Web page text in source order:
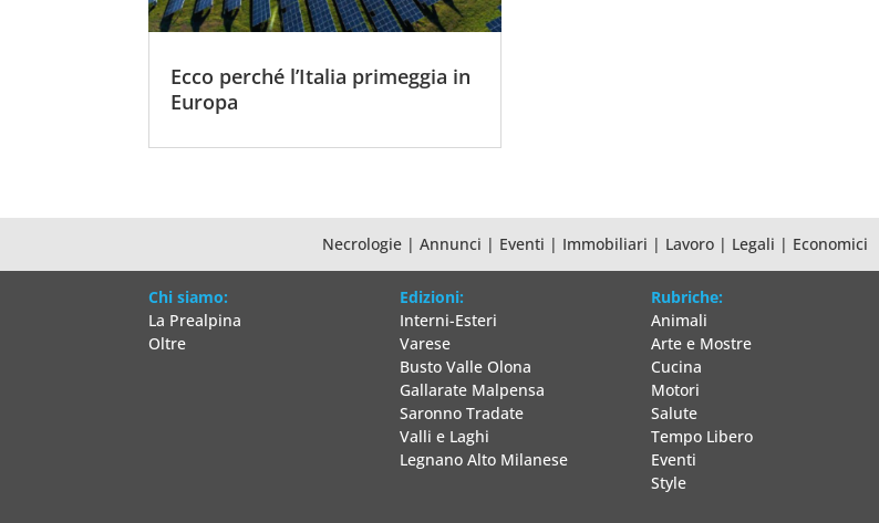
Ecco perché l’Italia primeggia in
Europa
Necrologie | Annunci | Eventi | Immobiliari | Lavoro | Legali | Economici
Chi siamo:
La Prealpina
Oltre
Edizioni:
Interni-Esteri
Varese
Busto Valle Olona
Gallarate Malpensa
Saronno Tradate
Valli e Laghi
Legnano Alto Milanese
Rubriche:
Animali
Arte e Mostre
Cucina
Motori
Salute
Tempo Libero
Eventi
Style